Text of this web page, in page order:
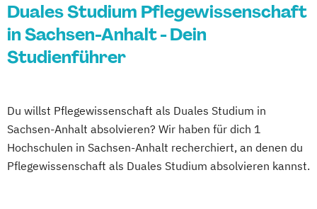
Duales Studium Pflegewissenschaft
in Sachsen-Anhalt - Dein
Studienführer
Du willst Pflegewissenschaft als Duales Studium in
Sachsen-Anhalt absolvieren? Wir haben für dich 1
Hochschulen in Sachsen-Anhalt recherchiert, an denen du
Pflegewissenschaft als Duales Studium absolvieren kannst.